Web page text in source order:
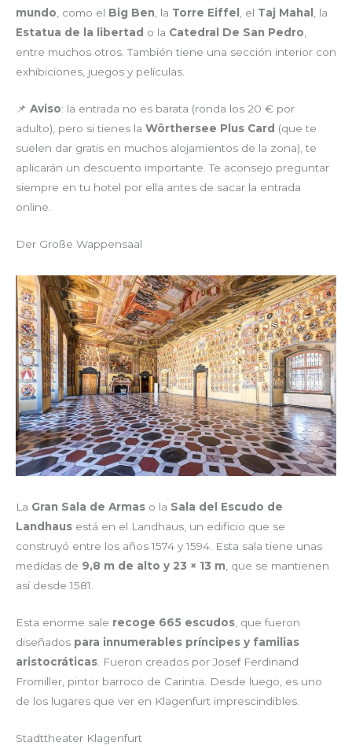
mundo , como el Big Ben , la Torre Eiffel , el Taj Mahal
, la
Estatua de la libertad o la Catedral De San Pedro
entre muchos otros. También tiene una sección interior con
exhibiciones, juegos y películas.
📌 Aviso: la entrada no es barata (ronda los 20 € por
adulto), pero si tienes la Wörthersee Plus Card (que te
suelen dar gratis en muchos alojamientos de la zona), te
aplicarán un descuento importante. Te aconsejo preguntar
siempre en tu hotel por ella antes de sacar la entrada
online.
Der Große Wappensaal
La Gran Sala de Armas o la Sala del Escudo de
Landhaus está en el Landhaus, un edificio que se
construyó entre los años 1574 y 1594. Esta sala tiene unas
medidas de 9,8 m de alto y 23 × 13 m, que se mantienen
así desde 1581.
Esta enorme sale recoge 665 escudos , que fueron
diseñados para innumerables príncipes y familias
aristocráticas . Fueron creados por Josef Ferdinand
Fromiller, pintor barroco de Carintia. Desde luego, es uno
de los lugares que ver en Klagenfurt imprescindibles.
Stadttheater Klagenfurt